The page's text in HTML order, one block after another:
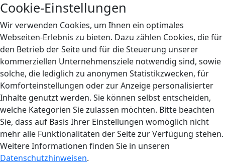
Cookie-Einstellungen
Wir verwenden Cookies, um Ihnen ein optimales
Webseiten-Erlebnis zu bieten. Dazu zählen Cookies, die für
den Betrieb der Seite und für die Steuerung unserer
kommerziellen Unternehmensziele notwendig sind, sowie
solche, die lediglich zu anonymen Statistikzwecken, für
Komforteinstellungen oder zur Anzeige personalisierter
Inhalte genutzt werden. Sie können selbst entscheiden,
welche Kategorien Sie zulassen möchten. Bitte beachten
Sie, dass auf Basis Ihrer Einstellungen womöglich nicht
mehr alle Funktionalitäten der Seite zur Verfügung stehen.
Weitere Informationen finden Sie in unseren
Datenschutzhinweisen.